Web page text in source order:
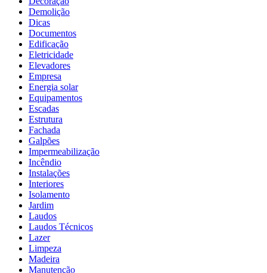
Demolição
Dicas
Documentos
Edificação
Eletricidade
Elevadores
Empresa
Energia solar
Equipamentos
Escadas
Estrutura
Fachada
Galpões
Impermeabilização
Incêndio
Instalações
Interiores
Isolamento
Jardim
Laudos
Laudos Técnicos
Lazer
Limpeza
Madeira
Manutenção